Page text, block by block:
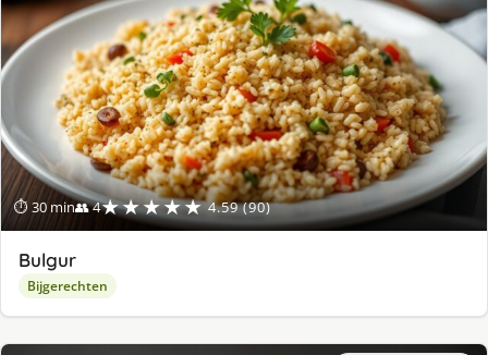
⏱ 30 min👥 4★★★★★ 4.59 (90)
Bulgur
Bijgerechten